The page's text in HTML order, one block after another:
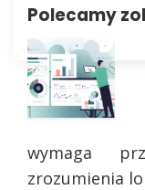
Polecamy
wymaga
zrozumienia